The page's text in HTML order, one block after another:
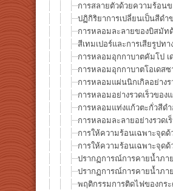
การสลายตัวด้วยความร้อน
ปฏิกิริยาการเปลี่ยนเป็นสีด
การหลอมละลายของบิสมัท
สีเทมเปอร์และการเสียรูปท
การหลอมอุกกาบาตคัมโป เ
การหลอมอุกกาบาตโอเดส
การหลอมแผ่นนิกเกิลอย่าง
การหลอมอย่างรวดเร็วขอ
การหลอมแท่งแก้วตะกั่วสีดำ
การหลอมละลายอย่างรวดเ
การให้ความร้อนเฉพาะจุดด้
การให้ความร้อนเฉพาะจุดด้
ปรากฏการณ์การคายน้ำภา
ปรากฏการณ์การคายน้ำภา
พฤติกรรมการติดไฟของกร